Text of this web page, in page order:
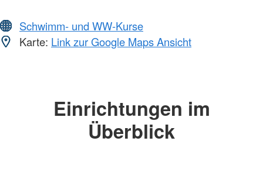
Schwimm- und WW-Kurse
Karte: Link zur Google Maps Ansicht
Einrichtungen im
Überblick